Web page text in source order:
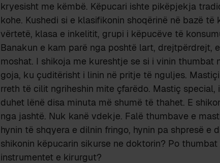
kryesisht me këmbë. Këpucari ishte pikëpjekja
kohe. Kushedi si e klasifikonin shoqërinë në bazë
vërtetë, klasa e inkelitit, grupi i këpucëve të
Banakun e kam parë nga poshtë lart, drejtpërdrejt,
moshat. I shikoja me kureshtje se si i vinin thumbat
goja, ku çuditërisht i linin në pritje të nguljes.
rreth të cilit ngriheshin mite çfarëdo. Mastiç special,
duhet lënë disa minuta më shumë të thahet. E
nga jashtë. Nuk kanë vdekje. Falë thumbave e
hynin të shqyera e dilnin fringo, hynin pa shpresë e
shikonin këpucarin sikurse ne doktorin? Po
instrumentet e kirurgut?